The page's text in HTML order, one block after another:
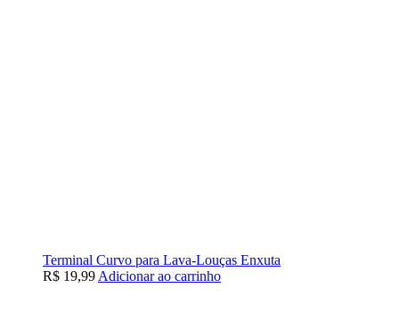
Terminal Curvo para Lava-Louças Enxuta
R$ 19,99 Adicionar ao carrinho